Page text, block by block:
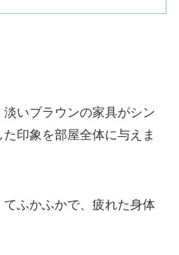
いブラウンの家具がシン
印象を部屋全体に与えま
ふかふかで、疲れた身体